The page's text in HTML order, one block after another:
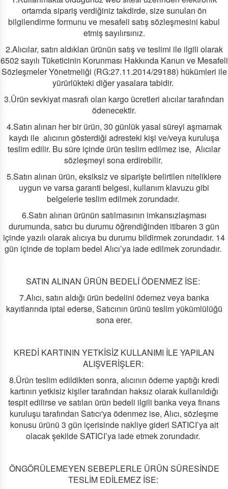
ortamda sipariş verdiğiniz takdirde, size sunulan ön
bilgilendirme formunu ve mesafeli satış sözleşmesini kabul
etmiş sayılırsınız.
2.Alıcılar, satın aldıkları ürünün satış ve teslimi ile ilgili olarak
6502 sayılı Tüketicinin Korunması Hakkında Kanun ve Mesafeli
Sözleşmeler Yönetmeliği (RG:27.11.2014/29188) hükümleri ile
yürürlükteki diğer yasalara tabidir.
3.Ürün sevkiyat masrafı olan kargo ücretleri alıcılar tarafından
ödenecektir.
4.Satın alınan her bir ürün, 30 günlük yasal süreyi aşmamak
kaydı ile alıcının gösterdiği adresteki kişi ve/veya kuruluşa
teslim edilir. Bu süre içinde ürün teslim edilmez ise, Alıcılar
sözleşmeyi sona erdirebilir.
5.Satın alınan ürün, eksiksiz ve siparişte belirtilen niteliklere
uygun ve varsa garanti belgesi, kullanım klavuzu gibi
belgelerle teslim edilmek zorundadır.
6.Satın alınan ürünün satılmasının imkansızlaşması
durumunda, satıcı bu durumu öğrendiğinden itibaren 3 gün
içinde yazılı olarak alıcıya bu durumu bildirmek zorundadır. 14
gün içinde de toplam bedel Alıcı’ya iade edilmek zorundadır.
SATIN ALINAN ÜRÜN BEDELİ ÖDENMEZ İSE:
7.Alıcı, satın aldığı ürün bedelini ödemez veya banka
kayıtlarında iptal ederse, Satıcının ürünü teslim yükümlülüğü
sona erer.
KREDİ KARTININ YETKİSİZ KULLANIMI İLE YAPILAN
ALIŞVERİŞLER:
8.Ürün teslim edildikten sonra, alıcının ödeme yaptığı kredi
kartının yetkisiz kişiler tarafından haksız olarak kullanıldığı
tespit edilirse ve satılan ürün bedeli ilgili banka veya finans
kuruluşu tarafından Satıcı'ya ödenmez ise, Alıcı, sözleşme
konusu ürünü 3 gün içerisinde nakliye gideri SATICI’ya ait
olacak şekilde SATICI’ya iade etmek zorundadır.
ÖNGÖRÜLEMEYEN SEBEPLERLE ÜRÜN SÜRESİNDE
TESLİM EDİLEMEZ İSE: